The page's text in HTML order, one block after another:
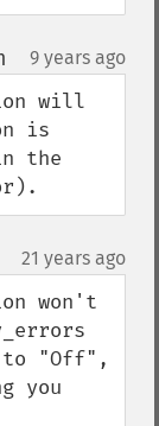
9 years ago
will
is
the
21 years ago
won't
"Off",
you